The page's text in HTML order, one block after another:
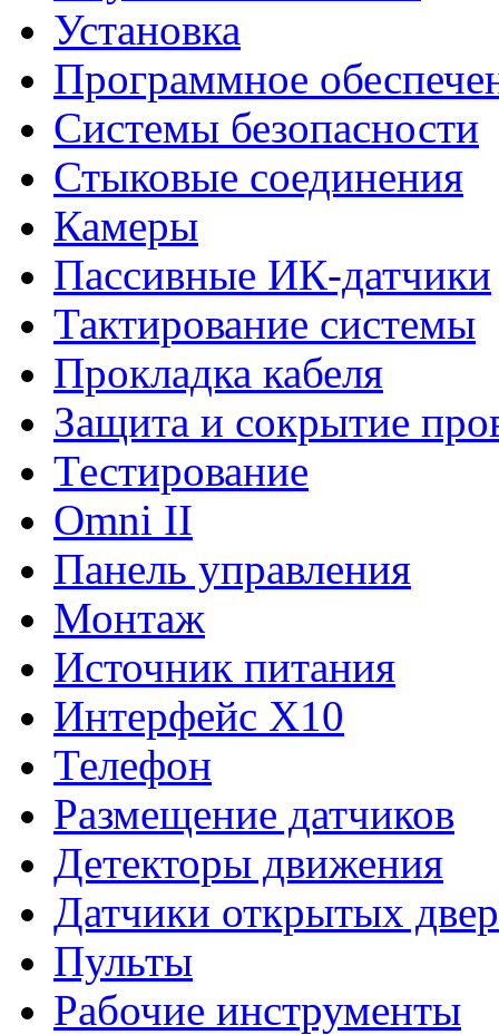
Установка
Программное
Системы безопасности
Стыковые соединения
Камеры
Пассивные ИК-датчики
Тактирование системы
Прокладка кабеля
Защита и сокрытие
Тестирование
Omni II
Панель управления
Монтаж
Источник питания
Интерфейс Х10
Телефон
Размещение датчиков
Детекторы движения
Датчики открытых
Пульты
Рабочие инструменты